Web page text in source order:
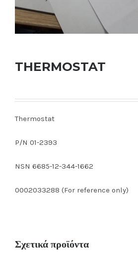
THERMOSTAT
Thermostat
P/N 01-2393
NSN 6685-12-344-1662
0002033288 (For reference only)
Σχετικά προϊόντα